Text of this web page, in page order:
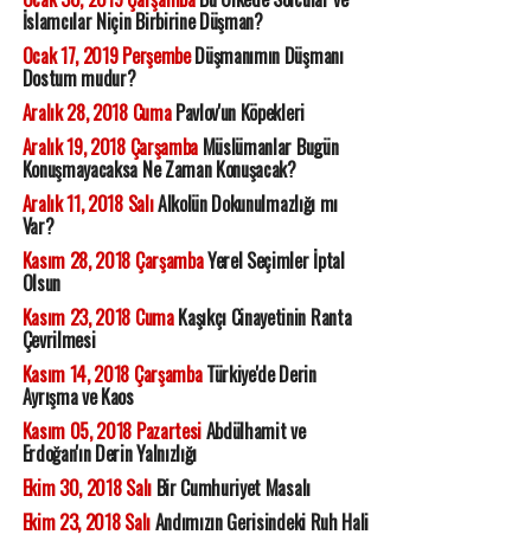
İslamcılar Niçin Birbirine Düşman?
Ocak 17, 2019 PerşembeDüşmanımın Düşmanı
Dostum mudur?
Aralık 28, 2018 CumaPavlov'un Köpekleri
Aralık 19, 2018 ÇarşambaMüslümanlar Bugün
Konuşmayacaksa Ne Zaman Konuşacak?
Aralık 11, 2018 SalıAlkolün Dokunulmazlığı mı
Var?
Kasım 28, 2018 ÇarşambaYerel Seçimler İptal
Olsun
Kasım 23, 2018 CumaKaşıkçı Cinayetinin Ranta
Çevrilmesi
Kasım 14, 2018 ÇarşambaTürkiye'de Derin
Ayrışma ve Kaos
Kasım 05, 2018 PazartesiAbdülhamit ve
Erdoğan'ın Derin Yalnızlığı
Ekim 30, 2018 SalıBir Cumhuriyet Masalı
Ekim 23, 2018 SalıAndımızın Gerisindeki Ruh Hali